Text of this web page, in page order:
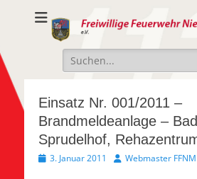
Freiwillige Feuerwehr Nieder-
Suche
nach:
Einsatz Nr. 001/2011 –
Brandmeldeanlage –
Sprudelhof,
Veröffentlicht
3. Januar 2011 AutorWebmaster FFNM